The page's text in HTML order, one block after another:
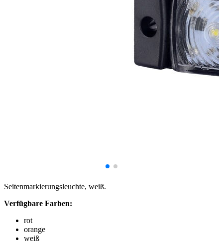
Seitenmarkierungsleuchte, weiß.
Verfügbare Farben:
rot
orange
weiß